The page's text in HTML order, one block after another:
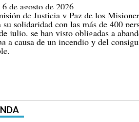
6 de agosto de 2026
de Justicia y Paz de los
su solidaridad con las más de 400
julio, se han visto obligadas a
a causa de un incendio y del